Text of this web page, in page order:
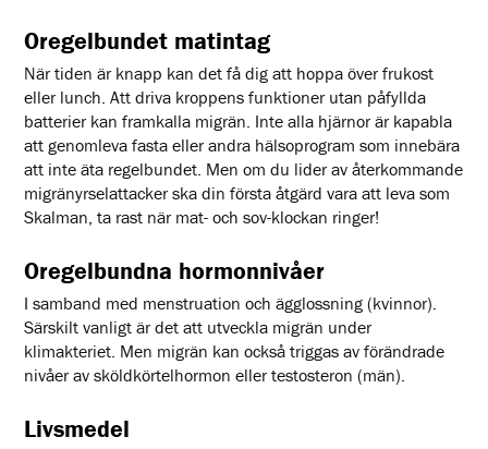
Oregelbundet matintag
När tiden är knapp kan det få dig att hoppa över frukost
eller lunch. Att driva kroppens funktioner utan påfyllda
batterier kan framkalla migrän. Inte alla hjärnor är kapabla
att genomleva fasta eller andra hälsoprogram som innebära
att inte äta regelbundet. Men om du lider av återkommande
migränyrselattacker ska din första åtgärd vara att leva som
Skalman, ta rast när mat- och sov-klockan ringer!
Oregelbundna hormonnivåer
I samband med menstruation och ägglossning (kvinnor).
Särskilt vanligt är det att utveckla migrän under
klimakteriet. Men migrän kan också triggas av förändrade
nivåer av sköldkörtelhormon eller testosteron (män).
Livsmedel